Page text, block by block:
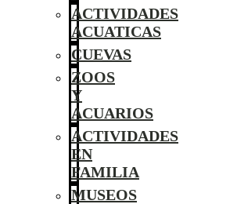
ACTIVIDADES
ACUATICAS
CUEVAS
ZOOS
Y
ACUARIOS
ACTIVIDADES
EN
FAMILIA
MUSEOS